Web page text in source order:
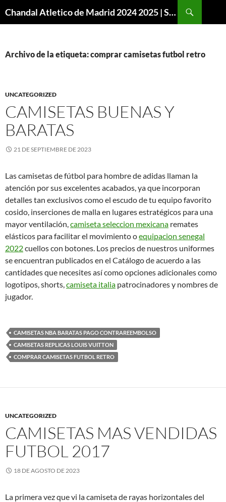
Chandal Atletico de Madrid 2024 2025 | SuperVigo
Archivo de la etiqueta: comprar camisetas futbol retro
UNCATEGORIZED
CAMISETAS BUENAS Y
BARATAS
21 DE SEPTIEMBRE DE 2023
Las camisetas de fútbol para hombre de adidas llaman la
atención por sus excelentes acabados, ya que incorporan
detalles tan exclusivos como el escudo de tu equipo favorito
cosido, inserciones de malla en lugares estratégicos para una
mayor ventilación,camiseta seleccion mexicana remates
elásticos para facilitar el movimiento oequipacion senegal
2022cuellos con botones. Los precios de nuestros uniformes
se encuentran publicados en el Catálogo de acuerdo a las
cantidades que necesites así como opciones adicionales como
logotipos, shorts,camiseta italia patrocinadores y nombres de
jugador.
CAMISETAS NBA BARATAS PAGO CONTRAREEMBOLSO
CAMISETAS REPLICAS LOUIS VUITTON
COMPRAR CAMISETAS FUTBOL RETRO
UNCATEGORIZED
CAMISETAS MAS VENDIDAS
FUTBOL 2017
18 DE AGOSTO DE 2023
La primera vez que vi la camiseta de rayas horizontales del